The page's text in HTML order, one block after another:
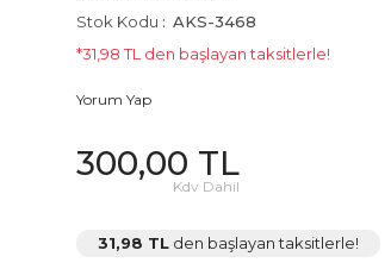
Stok Kodu
AKS-3468
*31,98 TL den başlayan taksitlerle!
Yorum Yap
300,00 TL
Kdv Dahil
31,98 TL den başlayan taksitlerle!